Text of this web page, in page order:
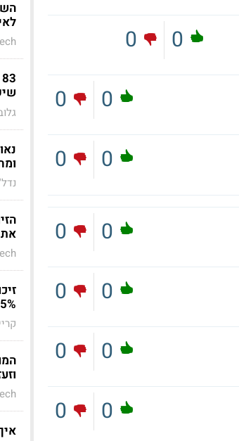
0
0
0
0
0
0
0
0
0
0
0
0
0
0
את
35% מכל